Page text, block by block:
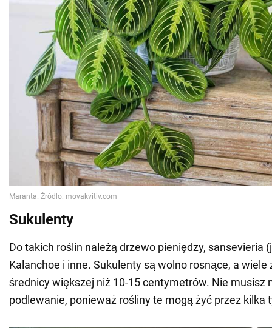
Sukulenty
Do takich roślin należą drzewo pieniędzy, sansevieria
Kalanchoe i inne. Sukulenty są wolno rosnące, a wiele
średnicy większej niż 10-15 centymetrów. Nie musisz
podlewanie, ponieważ rośliny te mogą żyć przez kilka